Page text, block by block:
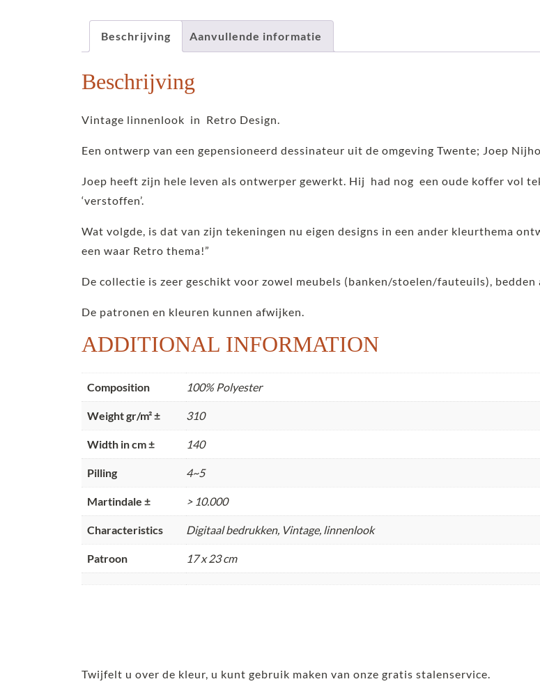
Beschrijving Aanvullende informatie
Beschrijving
Vintage linnenlook in Retro Design.
Een ontwerp van een gepensioneerd dessinateur uit de omgeving Twente; Joep
Joep heeft zijn hele leven als ontwerper gewerkt. Hij had nog een oude koffer vol
‘verstoffen’.
Wat volgde, is dat van zijn tekeningen nu eigen designs in een ander kleurthema
een waar Retro thema!”
De collectie is zeer geschikt voor zowel meubels (banken/stoelen/fauteuils), bedden
De patronen en kleuren kunnen afwijken.
ADDITIONAL INFORMATION
Composition 100% Polyester
Weight gr/m² ± 310
Width in cm ± 140
Pilling 4~5
Martindale ± > 10.000
Characteristics Digitaal bedrukken, Vintage, linnenlook
Patroon 17 x 23 cm
Twijfelt u over de kleur, u kunt gebruik maken van onze gratis stalenservice.